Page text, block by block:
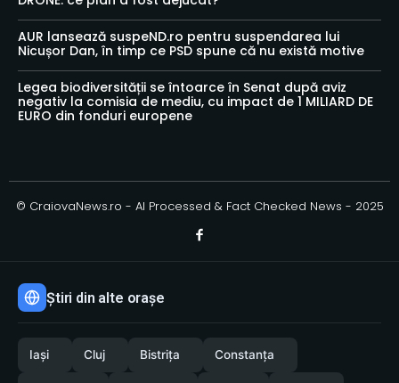
AUR lansează suspeND.ro pentru suspendarea lui
Nicușor Dan, în timp ce PSD spune că nu există motive
Legea biodiversității se întoarce în Senat după aviz
negativ la comisia de mediu, cu impact de 1 MILIARD DE
EURO din fonduri europene
© CraiovaNews.ro - AI Processed & Fact Checked News - 2025
Știri din alte orașe
Iași Cluj Bistrița Constanța